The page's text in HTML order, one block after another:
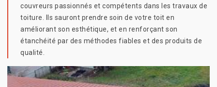
couvreurs passionnés et compétents dans les travaux de
toiture. Ils sauront prendre soin de votre toit en
améliorant son esthétique, et en renforçant son
étanchéité par des méthodes fiables et des produits de
qualité.